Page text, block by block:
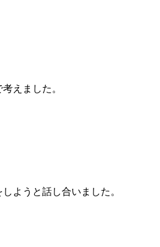
えました。
ようと話し合いました。